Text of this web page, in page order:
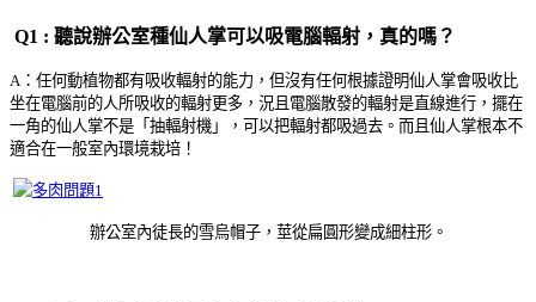
Q1 : 聽說辦公室種仙人掌可以吸電腦輻射，真的嗎？
A：任何動植物都有吸收輻射的能力，但沒有任何根據證明仙人掌會吸收比
坐在電腦前的人所吸收的輻射更多，況且電腦散發的輻射是直線進行，擺在
一角的仙人掌不是「抽輻射機」，可以把輻射都吸過去。而且仙人掌根本不
適合在一般室內環境栽培！
辦公室內徒長的雪烏帽子，莖從扁圓形變成細柱形。